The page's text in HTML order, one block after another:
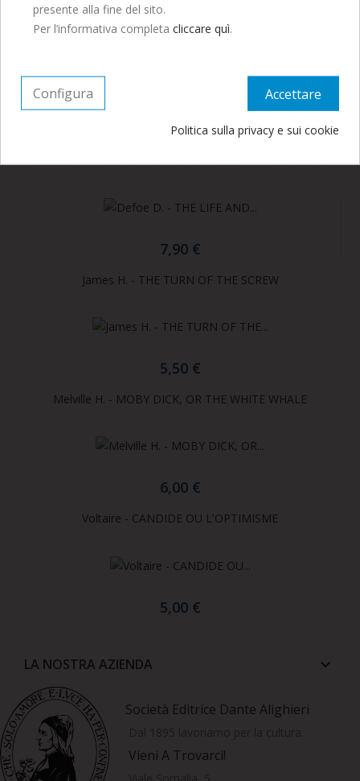
I Clienti Che Hanno Acquistato Questo Prodotto Hanno
7,90 €
James H. - THE TURN OF THE SCREW
5,50 €
Melville H. - MOBY DICK, OR THE WHITE WHALE
6,00 €
Voltaire - CANDIDE OU L'OPTIMISME
5,00 €
LA NOSTRA AZIENDA keyboard_arrow_down
Società Editrice Dante Alighieri
Vieni A Trovarci!
presente alla fine del sito.
Per l’informativa completa cliccare quì.
Accettare
Configura
Politica sulla privacy e sui cookie
Continua ad ordinare, le spedizioni
riprenderanno a Settembre.